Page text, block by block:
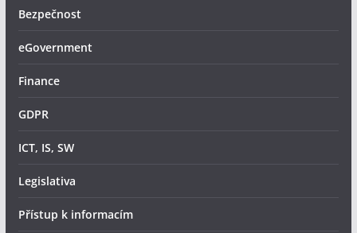
Bezpečnost
eGovernment
Finance
GDPR
ICT, IS, SW
Legislativa
Přístup k informacím